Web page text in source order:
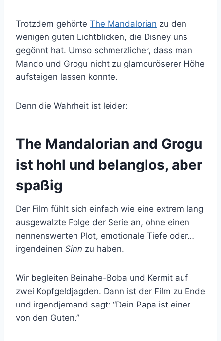
Trotzdem gehörte The Mandalorian zu den
wenigen guten Lichtblicken, die Disney uns
gegönnt hat. Umso schmerzlicher, dass man
Mando und Grogu nicht zu glamouröserer Höhe
aufsteigen lassen konnte.
Denn die Wahrheit ist leider:
The Mandalorian and Grogu
ist hohl und belanglos, aber
spaßig
Der Film fühlt sich einfach wie eine extrem lang
ausgewalzte Folge der Serie an, ohne einen
nennenswerten Plot, emotionale Tiefe oder…
irgendeinen Sinn zu haben.
Wir begleiten Beinahe-Boba und Kermit auf
zwei Kopfgeldjagden. Dann ist der Film zu Ende
und irgendjemand sagt: “Dein Papa ist einer
von den Guten.”